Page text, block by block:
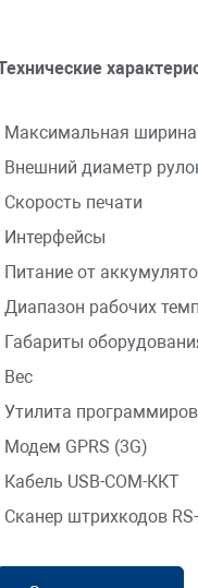
Внешний диаметр
Скорость печати
Интерфейсы
Питание от
Диапазон рабочих
Габариты
Вес
Утилита
Модем GPRS (3G)
Кабель USB-COM-ККТ
Сканер штрихкодов